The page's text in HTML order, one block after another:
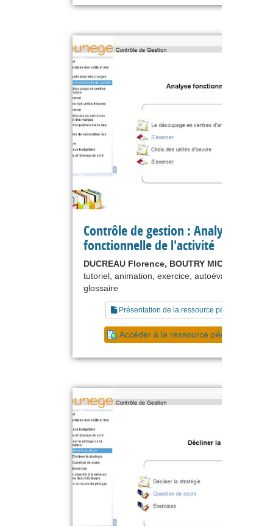
Contrôle de gestion : Analyse
fonctionnelle de l'activité
DUCREAU Florence, BOUTRY MICHEL
tutoriel, animation, exercice, autoévaluation,
glossaire
Présentation de la ressource pédagogique
Accéder à la ressource pédagogique